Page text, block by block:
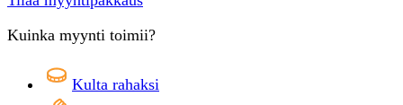
Kuinka myynti toimii?
Kulta rahaksi